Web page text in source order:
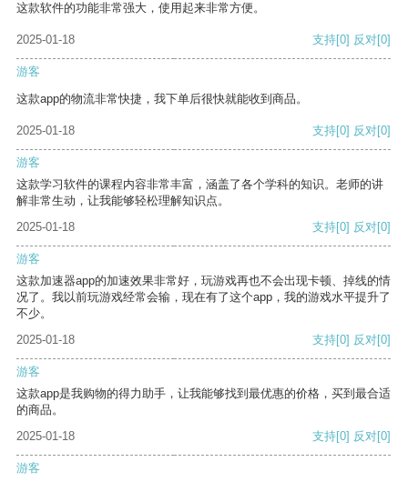
这款软件的功能非常强大，使用起来非常方便。
2025-01-18 支持[0] 反对[0]
游客
这款app的物流非常快捷，我下单后很快就能收到商品。
2025-01-18 支持[0] 反对[0]
游客
这款学习软件的课程内容非常丰富，涵盖了各个学科的知识。老师的讲
解非常生动，让我能够轻松理解知识点。
2025-01-18
支持[0] 反对[0]
游客
这款加速器app的加速效果非常好，玩游戏再也不会出现卡顿、掉线的情
况了。我以前玩游戏经常会输，现在有了这个app，我的游戏水平提升了
不少。
2025-01-18
支持[0] 反对[0]
游客
这款app是我购物的得力助手，让我能够找到最优惠的价格，买到最合适
的商品。
2025-01-18
支持[0] 反对[0]
游客